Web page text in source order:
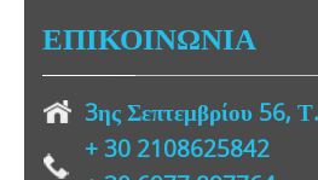
ΕΠΙΚΟΙΝΩΝΙΑ
3ης Σεπτεμβρίου 56,
+ 30 2108625842